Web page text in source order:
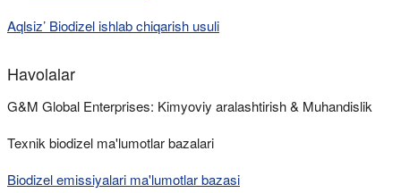
Aqlsiz’ Biodizel ishlab chiqarish usuli
Havolalar
G&M Global Enterprises: Kimyoviy aralashtirish & Muhandislik
Texnik biodizel ma'lumotlar bazalari
Biodizel emissiyalari ma'lumotlar bazasi